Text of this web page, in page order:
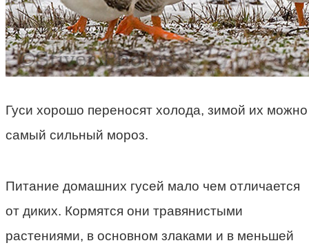
Гуси хорошо переносят холода, зимой их
самый сильный мороз.
Питание домашних гусей мало чем отличается
от диких. Кормятся они травянистыми
растениями, в основном злаками и в меньшей